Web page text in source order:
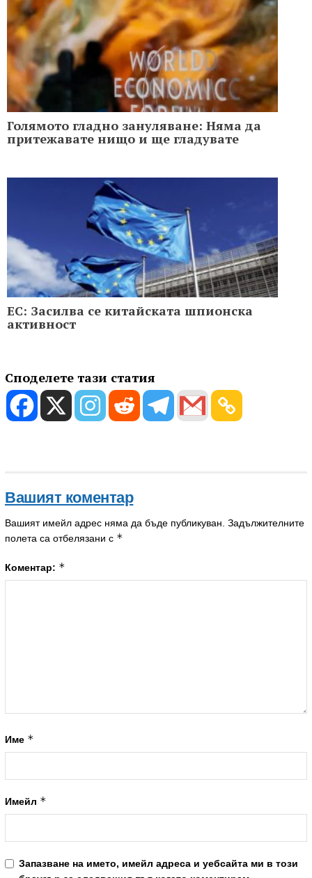
Голямото гладно зануляване: Няма да
притежавате нищо и ще гладувате
ЕС: Засилва се китайската шпионска
активност
Споделете тази статия
Вашият коментар
Вашият имейл адрес няма да бъде публикуван. Задължителните
полета са отбелязани с *
Коментар: *
Име *
Имейл *
Запазване на името, имейл адреса и уебсайта ми в този